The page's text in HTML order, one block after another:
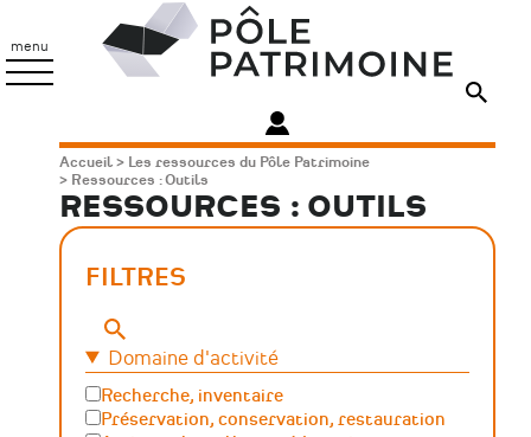
contenu
principal
menu
Patrimoine
Fil
d'Ariane
Accueil
Les ressources du Pôle Patrimoine
Ressources : Outils
RESSOURCES : OUTILS
FILTRES
Mots-
clésDomaine d'activité
Recherche, inventaire
Préservation, conservation, restauration